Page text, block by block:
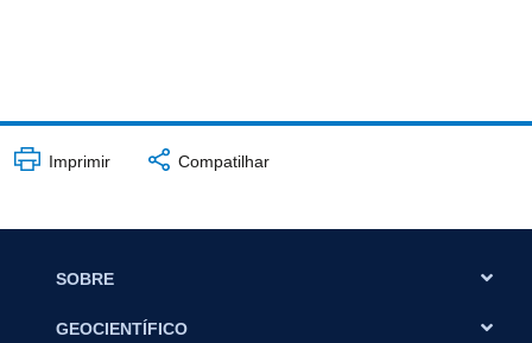
Imprimir Compatilhar
SOBRE
GEOCIENTÍFICO